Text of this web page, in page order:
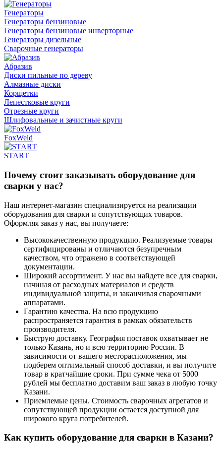
Генераторы
Генераторы бензиновые
Генераторы бензиновые инверторные
Генераторы дизельные
Сварочные генераторы
Абразив
Диски пильные по дереву
Алмазные диски
Корщетки
Лепестковые круги
Отрезные круги
Шлифовальные и зачистные круги
FoxWeld
START
Почему стоит заказывать оборудование для
сварки у нас?
Наш интернет-магазин специализируется на реализации
оборудования для сварки и сопутствующих товаров.
Оформляя заказ у нас, вы получаете:
Высококачественную продукцию. Реализуемые товары
сертифицированы и отличаются безупречным
качеством, что отражено в соответствующей
документации.
Широкий ассортимент. У нас вы найдете все для сварки,
начиная от расходных материалов и средств
индивидуальной защиты, и заканчивая сварочными
аппаратами.
Гарантию качества. На всю продукцию
распространяется гарантия в рамках обязательств
производителя.
Быструю доставку. География поставок охватывает не
только Казань, но и всю территорию России. В
зависимости от вашего месторасположения, мы
подберем оптимальный способ доставки, и вы получите
товар в кратчайшие сроки. При сумме чека от 5000
рублей мы бесплатно доставим ваш заказ в любую точку
Казани.
Приемлемые цены. Стоимость сварочных агрегатов и
сопутствующей продукции остается доступной для
широкого круга потребителей.
Как купить оборудование для сварки в Казани?